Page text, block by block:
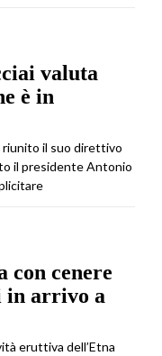
valuta
è in
riunito il suo direttivo
il presidente Antonio
con cenere
in arrivo a
eruttiva dell’Etna